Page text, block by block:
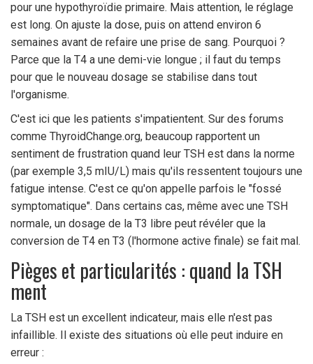
pour une hypothyroïdie primaire. Mais attention, le réglage
est long. On ajuste la dose, puis on attend environ 6
semaines avant de refaire une prise de sang. Pourquoi ?
Parce que la T4 a une demi-vie longue ; il faut du temps
pour que le nouveau dosage se stabilise dans tout
l'organisme.
C'est ici que les patients s'impatientent. Sur des forums
comme ThyroidChange.org, beaucoup rapportent un
sentiment de frustration quand leur TSH est dans la norme
(par exemple 3,5 mIU/L) mais qu'ils ressentent toujours une
fatigue intense. C'est ce qu'on appelle parfois le "fossé
symptomatique". Dans certains cas, même avec une TSH
normale, un dosage de la T3 libre peut révéler que la
conversion de T4 en T3 (l'hormone active finale) se fait mal.
Pièges et particularités : quand la TSH
ment
La TSH est un excellent indicateur, mais elle n'est pas
infaillible. Il existe des situations où elle peut induire en
erreur :